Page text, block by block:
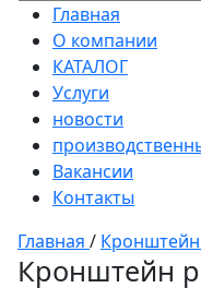
Главная
О компании
КАТАЛОГ
Услуги
новости
Вакансии
Контакты
Главная /
Кронштейн